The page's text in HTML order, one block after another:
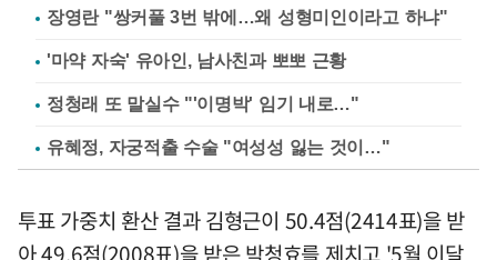
장영란 "쌍커풀 3번 밖에…왜 성형미인이라고 하냐"
'마약 자숙' 유아인, 남사친과 뽀뽀 근황
정청래 또 말실수 "'이명박' 임기 내로…"
유혜정, 자궁적출 수술 "여성성 잃는 것이…"
투표 가중치 환산 결과 김형근이 50.4점(2414표)을 받
아 49.6점(2008표)을 받은 박청효를 제치고 '5월 이달